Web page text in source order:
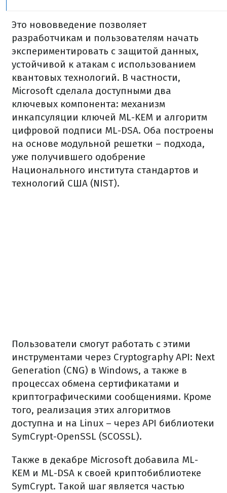
Это нововведение позволяет
разработчикам и пользователям начать
экспериментировать с защитой данных,
устойчивой к атакам с использованием
квантовых технологий. В частности,
Microsoft сделала доступными два
ключевых компонента: механизм
инкапсуляции ключей ML-KEM и алгоритм
цифровой подписи ML-DSA. Оба построены
на основе модульной решетки – подхода,
уже получившего одобрение
Национального института стандартов и
технологий США (NIST).
Пользователи смогут работать с этими
инструментами через Cryptography API: Next
Generation (CNG) в Windows, а также в
процессах обмена сертификатами и
криптографическими сообщениями. Кроме
того, реализация этих алгоритмов
доступна и на Linux – через API библиотеки
SymCrypt-OpenSSL (SCOSSL).
Также в декабре Microsoft добавила ML-
KEM и ML-DSA к своей криптобиблиотеке
SymCrypt. Такой шаг является частью